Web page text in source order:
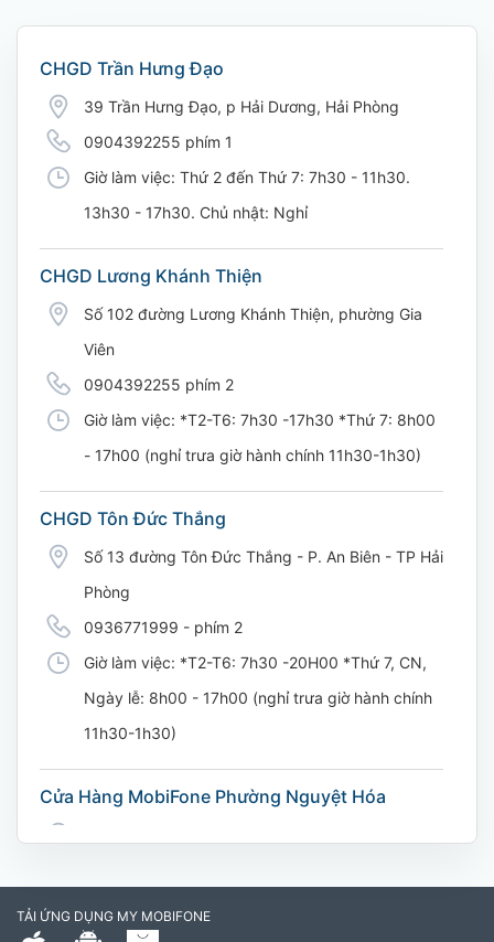
CHGD Trần Hưng Đạo
39 Trần Hưng Đạo, p Hải Dương, Hải Phòng
0904392255 phím 1
Giờ làm việc: Thứ 2 đến Thứ 7: 7h30 - 11h30.
13h30 - 17h30. Chủ nhật: Nghỉ
CHGD Lương Khánh Thiện
Số 102 đường Lương Khánh Thiện, phường Gia
Viên
0904392255 phím 2
Giờ làm việc: *T2-T6: 7h30 -17h30 *Thứ 7: 8h00
- 17h00 (nghỉ trưa giờ hành chính 11h30-1h30)
CHGD Tôn Đức Thắng
Số 13 đường Tôn Đức Thắng - P. An Biên - TP Hải
Phòng
0936771999 - phím 2
Giờ làm việc: *T2-T6: 7h30 -20H00 *Thứ 7, CN,
Ngày lễ: 8h00 - 17h00 (nghỉ trưa giờ hành chính
11h30-1h30)
Cửa Hàng MobiFone Phường Nguyệt Hóa
TẢI ỨNG DỤNG MY MOBIFONE